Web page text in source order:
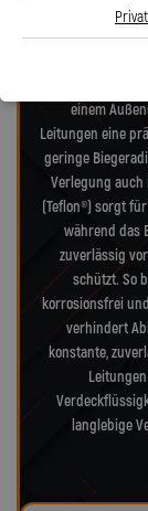
Verdecksysteme
hochfeste
maximale
einem
Leitungen eine
geringe
Verlegung auch
(Teflon®) sorgt
während das
zuverlässig
schützt. So
korrosionsfrei
verhindert
konstante,
langlebige